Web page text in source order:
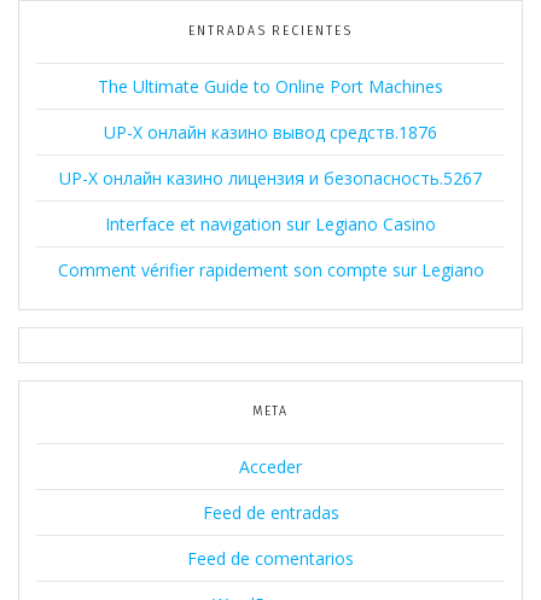
ENTRADAS RECIENTES
The Ultimate Guide to Online Port Machines
UP-X онлайн казино вывод средств.1876
UP-X онлайн казино лицензия и безопасность.5267
Interface et navigation sur Legiano Casino
Comment vérifier rapidement son compte sur Legiano
META
Acceder
Feed de entradas
Feed de comentarios